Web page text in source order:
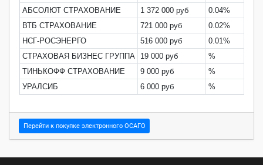
АБСОЛЮТ СТРАХОВАНИЕ
1 372 000 руб 0.04%
ВТБ СТРАХОВАНИЕ
721 000 руб 0.02%
НСГ-РОСЭНЕРГО
516 000 руб 0.01%
СТРАХОВАЯ БИЗНЕС ГРУППА
19 000 руб %
ТИНЬКОФФ СТРАХОВАНИЕ
9 000 руб %
УРАЛСИБ
6 000 руб %
Перейти к покупке электронного ОСАГО